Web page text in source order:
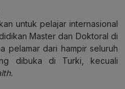
untuk pelajar internasional
Master dan Doktoral di
pelamar dari hampir seluruh
dibuka di Turki, kecuali